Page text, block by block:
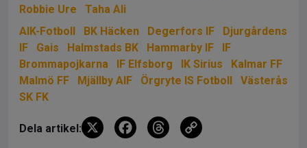
Robbie Ure
Taha Ali
AIK-Fotboll
BK Häcken Degerfors IF
Djurgårdens
IF
Gais Halmstads BK Hammarby IF
IF
Brommapojkarna
IF Elfsborg IK Sirius
Kalmar FF
Malmö FF
Mjällby AIF Örgryte IS Fotboll
Västerås
SK FK
Dela artikel: X
F
T